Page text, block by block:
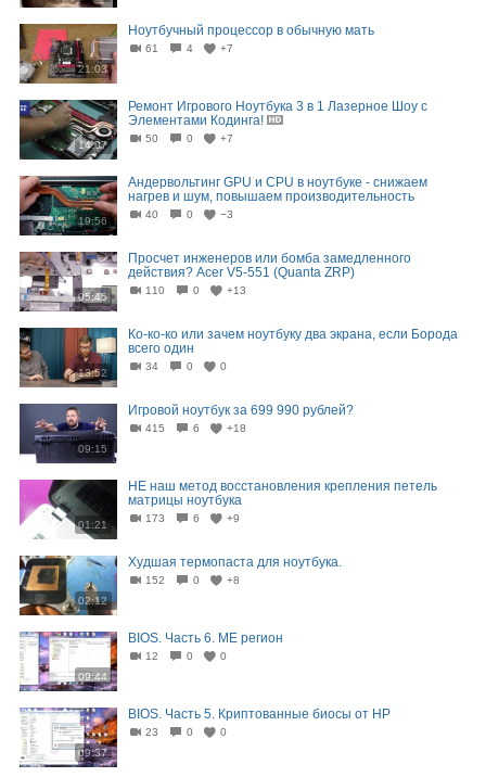
21:03
Ноутбучный процессор в обычную мать
61 4 +7
14:07
Ремонт Игрового Ноутбука 3 в 1 Лазерное Шоу с
Элементами Кодинга!
50 0 +7
19:56
Андервольтинг GPU и CPU в ноутбуке - снижаем
нагрев и шум, повышаем производительность
40 0 −3
05:45
Просчет инженеров или бомба замедленного
действия? Acer V5-551 (Quanta ZRP)
110 0 +13
13:52
Ко-ко-ко или зачем ноутбуку два экрана, если Борода
всего один
34 0 0
09:15
Игровой ноутбук за 699 990 рублей?
415 6 +18
01:21
НЕ наш метод восстановления крепления петель
матрицы ноутбука
173 6 +9
02:12
Худшая термопаста для ноутбука.
152 0 +8
09:44
BIOS. Часть 6. ME регион
12 0 0
09:37
BIOS. Часть 5. Криптованные биосы от HP
23 0 0